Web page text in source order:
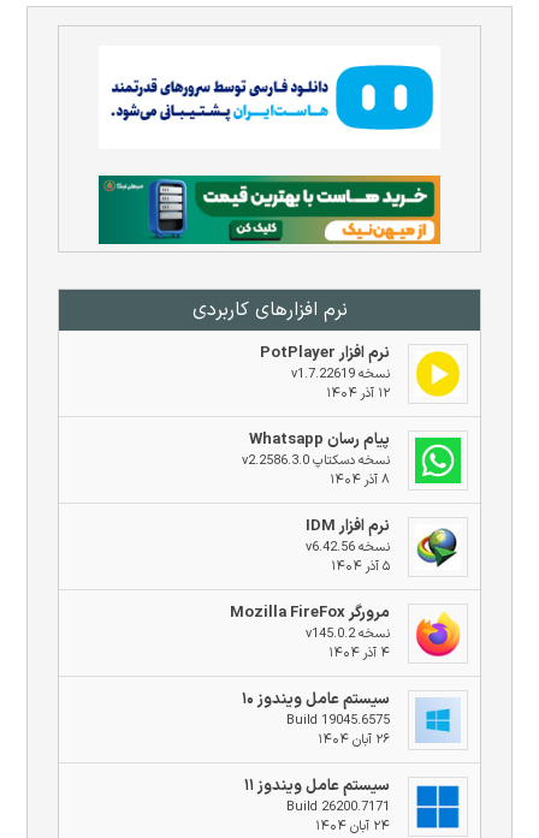
نرم افزار‌های کاربردی
نرم افزار PotPlayer
نسخه v1.7.22619
۱۲ آذر ۱۴۰۴
پیام رسان Whatsapp
نسخه دسکتاپ v2.2586.3.0
۸ آذر ۱۴۰۴
نرم افزار IDM
نسخه v6.42.56
۵ آذر ۱۴۰۴
مرورگر Mozilla FireFox
نسخه v145.0.2
۴ آذر ۱۴۰۴
سیستم عامل ویندوز ۱۰
Build 19045.6575
۲۶ آبان ۱۴۰۴
سیستم عامل ویندوز ۱۱
Build 26200.7171
۲۴ آبان ۱۴۰۴